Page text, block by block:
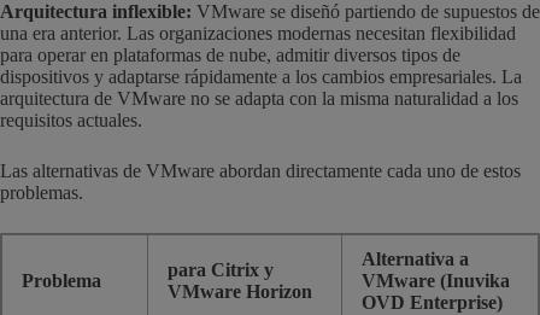
Arquitectura inflexible: VMware se diseñó partiendo de supuestos de
una era anterior. Las organizaciones modernas necesitan flexibilidad
para operar en plataformas de nube, admitir diversos tipos de
dispositivos y adaptarse rápidamente a los cambios empresariales. La
arquitectura de VMware no se adapta con la misma naturalidad a los
requisitos actuales.
Las alternativas de VMware abordan directamente cada uno de estos
problemas.
Problema
para Citrix y
VMware Horizon
Alternativa a
VMware (Inuvika
OVD Enterprise)